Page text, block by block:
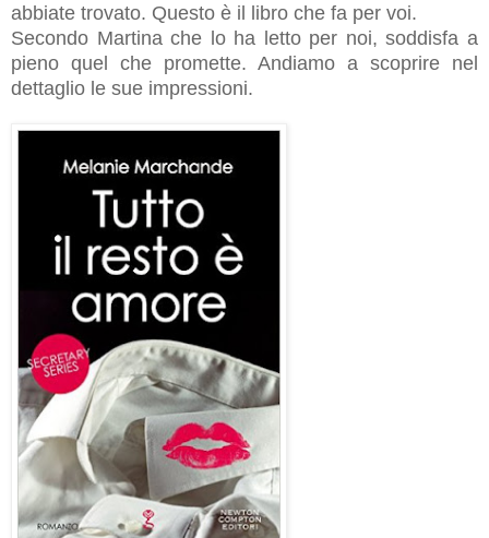
abbiate trovato. Questo è il libro che fa per voi.
Secondo Martina che lo ha letto per noi, soddisfa a
pieno quel che promette. Andiamo a scoprire nel
dettaglio le sue impressioni.